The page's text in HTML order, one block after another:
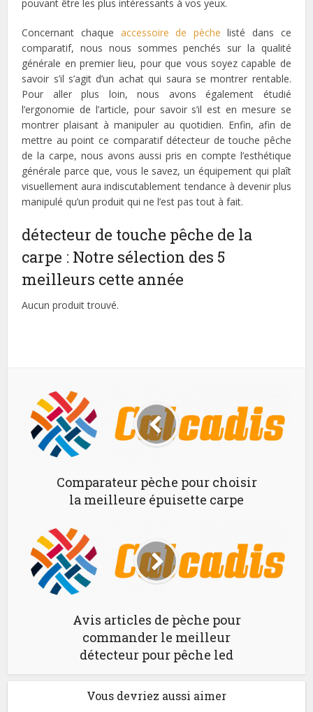
pouvant être les plus intéressants à vos yeux.
Concernant chaque accessoire de pèche listé dans ce
comparatif, nous nous sommes penchés sur la qualité
générale en premier lieu, pour que vous soyez capable de
savoir s’il s’agit d’un achat qui saura se montrer rentable.
Pour aller plus loin, nous avons également étudié
l’ergonomie de l’article, pour savoir s’il est en mesure se
montrer plaisant à manipuler au quotidien. Enfin, afin de
mettre au point ce comparatif détecteur de touche pêche
de la carpe, nous avons aussi pris en compte l’esthétique
générale parce que, vous le savez, un équipement qui plaît
visuellement aura indiscutablement tendance à devenir plus
manipulé qu’un produit qui ne l’est pas tout à fait.
détecteur de touche pêche de la
carpe : Notre sélection des 5
meilleurs cette année
Aucun produit trouvé.
Comparateur pèche pour choisir
la meilleure épuisette carpe
Avis articles de pèche pour
commander le meilleur
détecteur pour pêche led
Vous devriez aussi aimer